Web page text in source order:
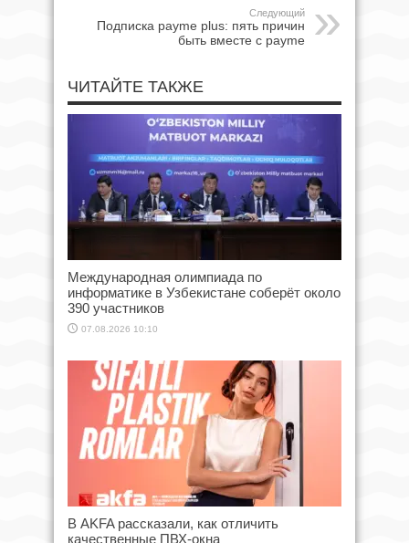
Следующий
Подписка payme plus: пять причин
быть вместе с payme
ЧИТАЙТЕ ТАКЖЕ
Международная олимпиада по
информатике в Узбекистане соберёт около
390 участников
07.08.2026 10:10
В AKFA рассказали, как отличить
качественные ПВХ-окна